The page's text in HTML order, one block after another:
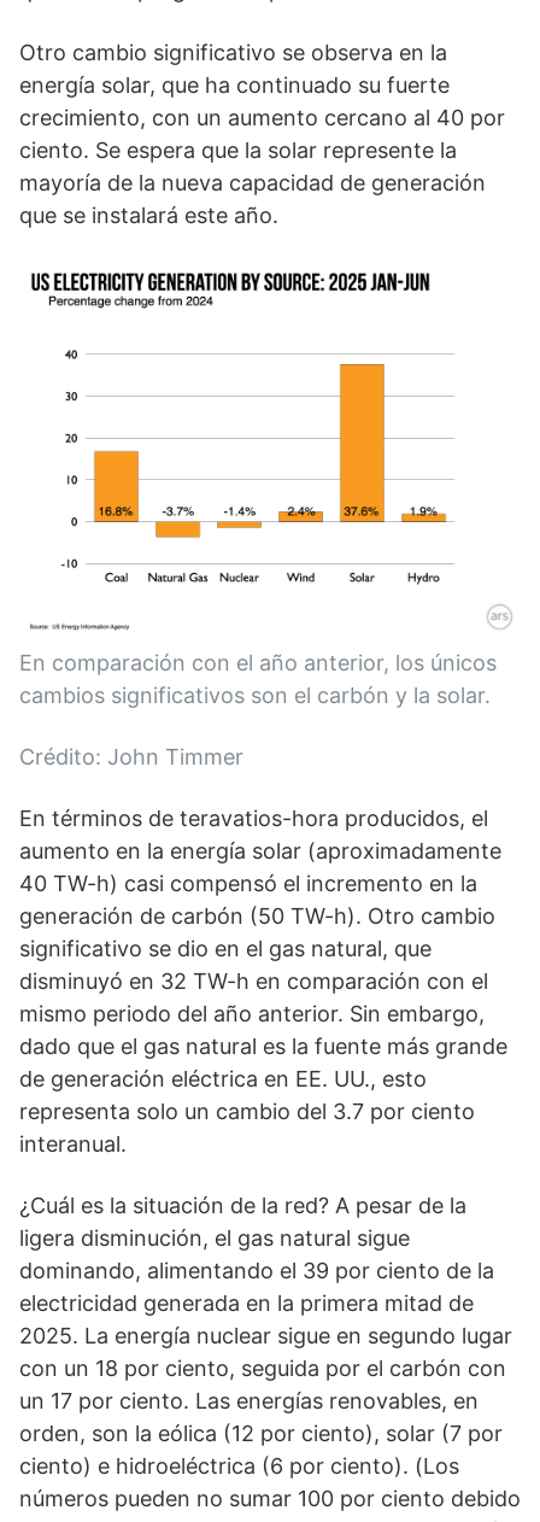
Otro cambio significativo se observa en la
energía solar, que ha continuado su fuerte
crecimiento, con un aumento cercano al 40 por
ciento. Se espera que la solar represente la
mayoría de la nueva capacidad de generación
que se instalará este año.
En comparación con el año anterior, los únicos
cambios significativos son el carbón y la solar.
Crédito: John Timmer
En términos de teravatios-hora producidos, el
aumento en la energía solar (aproximadamente
40 TW-h) casi compensó el incremento en la
generación de carbón (50 TW-h). Otro cambio
significativo se dio en el gas natural, que
disminuyó en 32 TW-h en comparación con el
mismo periodo del año anterior. Sin embargo,
dado que el gas natural es la fuente más grande
de generación eléctrica en EE. UU., esto
representa solo un cambio del 3.7 por ciento
interanual.
¿Cuál es la situación de la red? A pesar de la
ligera disminución, el gas natural sigue
dominando, alimentando el 39 por ciento de la
electricidad generada en la primera mitad de
2025. La energía nuclear sigue en segundo lugar
con un 18 por ciento, seguida por el carbón con
un 17 por ciento. Las energías renovables, en
orden, son la eólica (12 por ciento), solar (7 por
ciento) e hidroeléctrica (6 por ciento). (Los
números pueden no sumar 100 por ciento debido